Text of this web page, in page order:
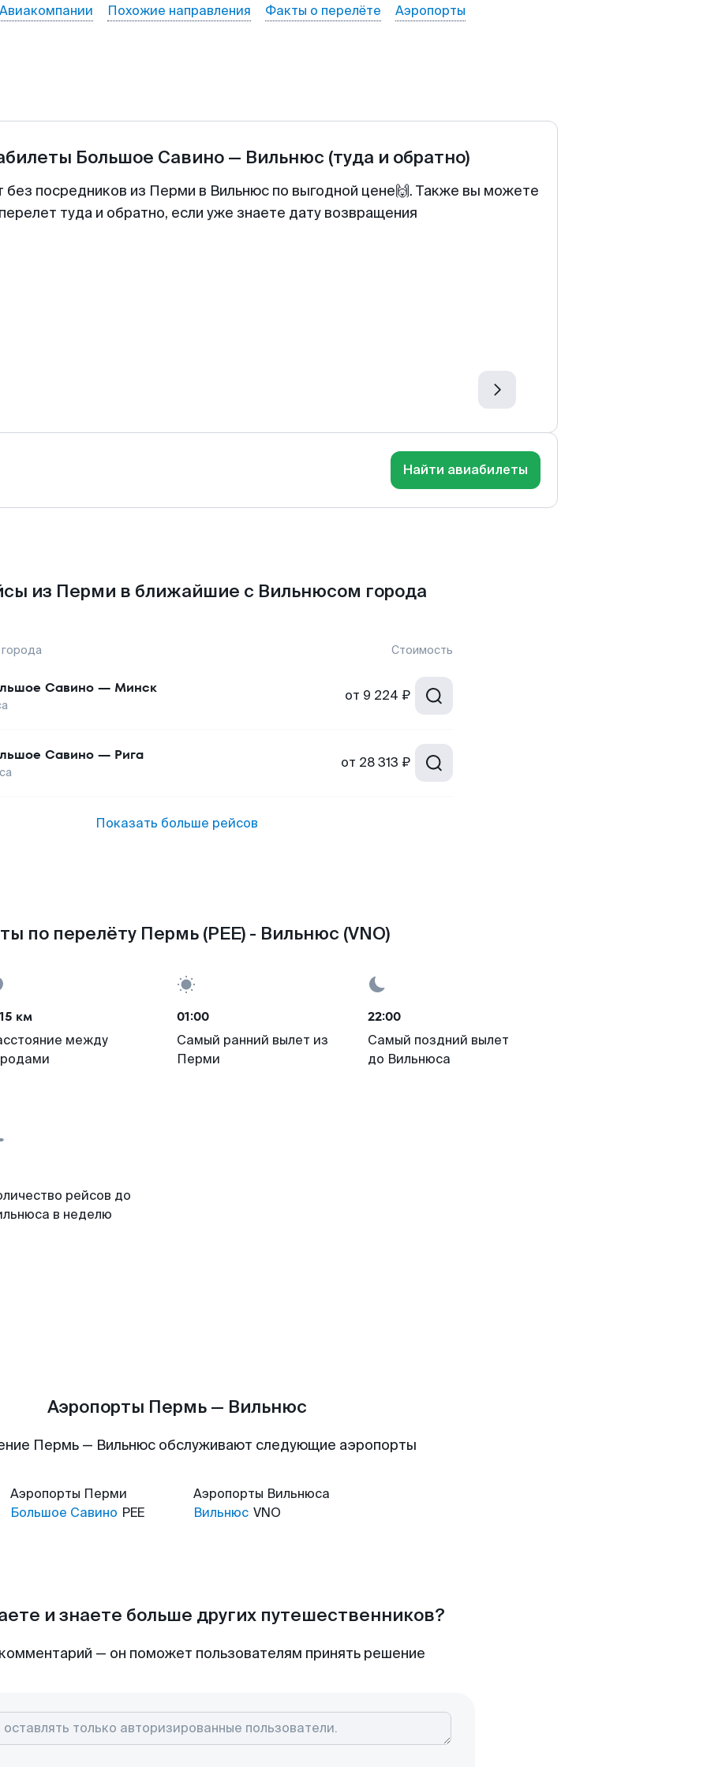
Похожие направления Факты о перелёте Аэропорты
Большое Савино— Вильнюс (туда и обратно)
без посредников из Перми в Вильнюс по выгодной цене🙌. Также вы можете
туда и обратно, если уже знаете дату возвращения
Найти авиабилеты
из Перми в ближайшие с Вильнюсом города
Стоимость
Савино — Минск от 9 224 ₽
Савино — Рига от 28 313 ₽
Показать больше рейсов
по перелёту Пермь (PEE) - Вильнюс (VNO)
км
между
01:00
Самый ранний вылет из
Перми
22:00
Самый поздний вылет
до Вильнюса
рейсов до
в неделю
Аэропорты Пермь — Вильнюс
Пермь — Вильнюс обслуживают следующие аэропорты
Аэропорты Перми
Большое Савино PEE
Аэропорты Вильнюса
Вильнюс VNO
и знаете больше других путешественников?
— он поможет пользователям принять решение